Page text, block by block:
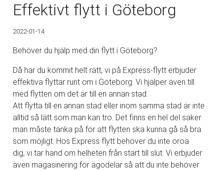
Effektivt flytt i Göteborg
2022-01-14
Behöver du hjälp med din flytt i Göteborg?
Då har du kommit helt rätt, vi på Express-flytt erbjuder
effektiva flyttar runt om i Göteborg. Vi hjälper även till
med flytten om det är till en annan stad.
Att flytta till en annan stad eller inom samma stad är inte
alltid så lätt som man kan tro. Det finns en hel del saker
man måste tänka på för att flytten ska kunna gå så bra
som möjligt. Hos Express flytt behöver du inte oroa
dig, vi tar hand om helheten från start till slut. Vi erbjuder
även magasinering för ägodelar så att du inte behöver